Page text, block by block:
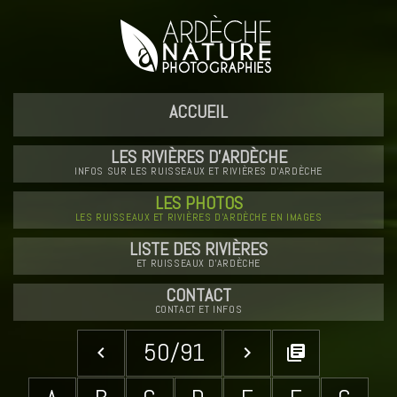
ACCUEIL
LES RIVIÈRES D'ARDÈCHE
INFOS SUR LES RUISSEAUX ET RIVIÈRES D'ARDÈCHE
LES PHOTOS
LES RUISSEAUX ET RIVIÈRES D'ARDÈCHE EN IMAGES
LISTE DES RIVIÈRES
ET RUISSEAUX D'ARDÈCHE
CONTACT
CONTACT ET INFOS
keyboard_arrow_left 50/91 keyboard_arrow_right library_books